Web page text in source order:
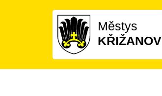
Městys
KŘIŽANOV